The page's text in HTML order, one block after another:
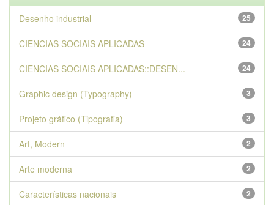
25
Desenho industrial
24
CIENCIAS SOCIAIS APLICADAS
24
CIENCIAS SOCIAIS APLICADAS::DESEN...
3
Graphic design (Typography)
3
Projeto gráfico (Tipografia)
2
Art, Modern
2
Arte moderna
2
Características nacionais